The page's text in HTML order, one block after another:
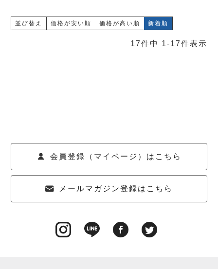
並び替え 価格が安い順 価格が高い順 新着順
17件中 1-17件表示
会員登録（マイページ）はこちら
メールマガジン登録はこちら